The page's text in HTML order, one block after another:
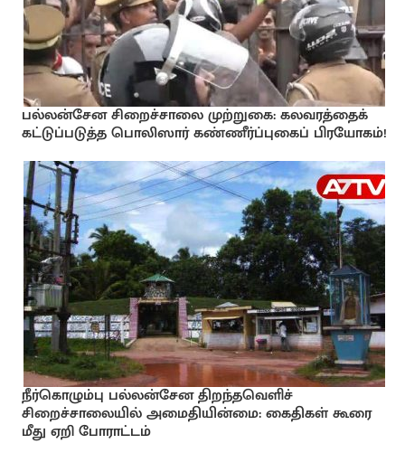
பல்லன்சேன சிறைச்சாலை முற்றுகை: கலவரத்தைக்
கட்டுப்படுத்த பொலிஸார் கண்ணீர்ப்புகைப் பிரயோகம்!
நீர்கொழும்பு பல்லன்சேன திறந்தவெளிச்
சிறைச்சாலையில் அமைதியின்மை: கைதிகள் கூரை
மீது ஏறி போராட்டம்